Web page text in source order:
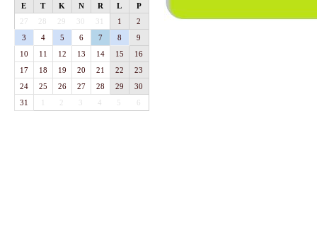
E T K N R L
P
27
28 29 30 31 1
2
3
4 5 6 7 8
9
10
11 12 13 14 15
16
17
18 19 20 21 22
23
24
25 26 27 28 29
30
31
1 3 4 5 6